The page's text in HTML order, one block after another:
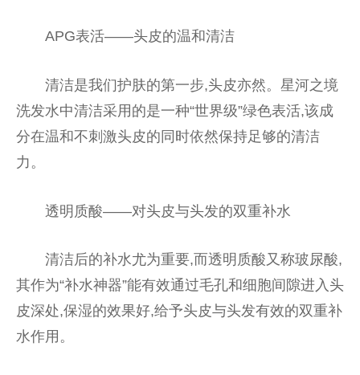
APG表活——头皮的温和清洁
清洁是我们护肤的第一步,头皮亦然。星河之境
洗发水中清洁采用的是一种“世界级”绿色表活,该成
分在温和不刺激头皮的同时依然保持足够的清洁
力。
透明质酸——对头皮与头发的双重补水
清洁后的补水尤为重要,而透明质酸又称玻尿酸,
其作为“补水神器”能有效通过毛孔和细胞间隙进入头
皮深处,保湿的效果好,给予头皮与头发有效的双重补
水作用。